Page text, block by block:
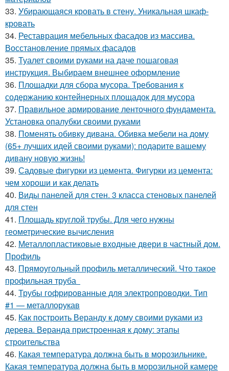
33. Убирающаяся кровать в стену. Уникальная шкаф-
кровать
34. Реставрация мебельных фасадов из массива.
Восстановление прямых фасадов
35. Туалет своими руками на даче пошаговая
инструкция. Выбираем внешнее оформление
36. Площадки для сбора мусора. Требования к
содержанию контейнерных площадок для мусора
37. Правильное армирование ленточного фундамента.
Установка опалубки своими руками
38. Поменять обивку дивана. Обивка мебели на дому
(65+ лучших идей своими руками): подарите вашему
дивану новую жизнь!
39. Садовые фигурки из цемента. Фигурки из цемента:
чем хороши и как делать
40. Виды панелей для стен. 3 класса стеновых панелей
для стен
41. Площадь круглой трубы. Для чего нужны
геометрические вычисления
42. Металлопластиковые входные двери в частный дом.
Профиль
43. Прямоугольный профиль металлический. Что такое
профильная труба
44. Трубы гофрированные для электропроводки. Тип
#1 — металлорукав
45. Как построить Веранду к дому своими руками из
дерева. Веранда пристроенная к дому: этапы
строительства
46. Какая температура должна быть в морозильнике.
Какая температура должна быть в морозильной камере